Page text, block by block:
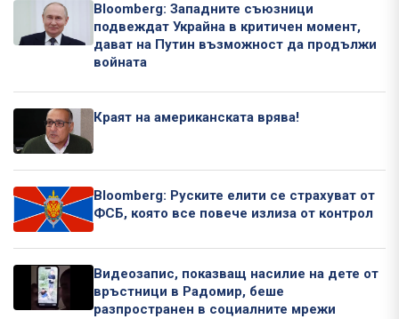
Bloomberg: Западните съюзници
подвеждат Украйна в критичен момент,
дават на Путин възможност да продължи
войната
Краят на американската врява!
Bloomberg: Руските елити се страхуват от
ФСБ, която все повече излиза от контрол
Видеозапис, показващ насилие на дете от
връстници в Радомир, беше
разпространен в социалните мрежи